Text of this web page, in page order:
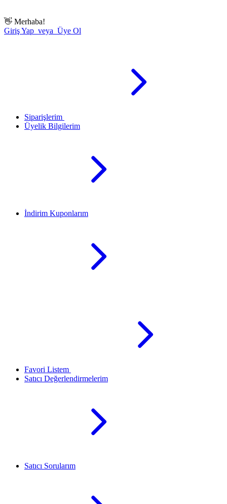
👋 Merhaba!
Giriş Yap veya Üye Ol
Siparişlerim
Üyelik Bilgilerim
İndirim Kuponlarım
Favori Listem
Satıcı Değerlendirmelerim
Satıcı Sorularım